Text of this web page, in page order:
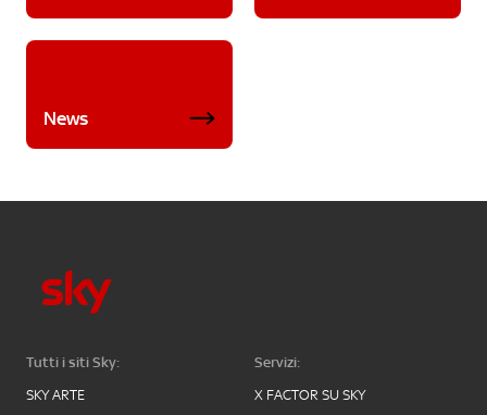
News
Tutti i siti Sky:
SKY ARTE
Servizi:
X FACTOR SU SKY